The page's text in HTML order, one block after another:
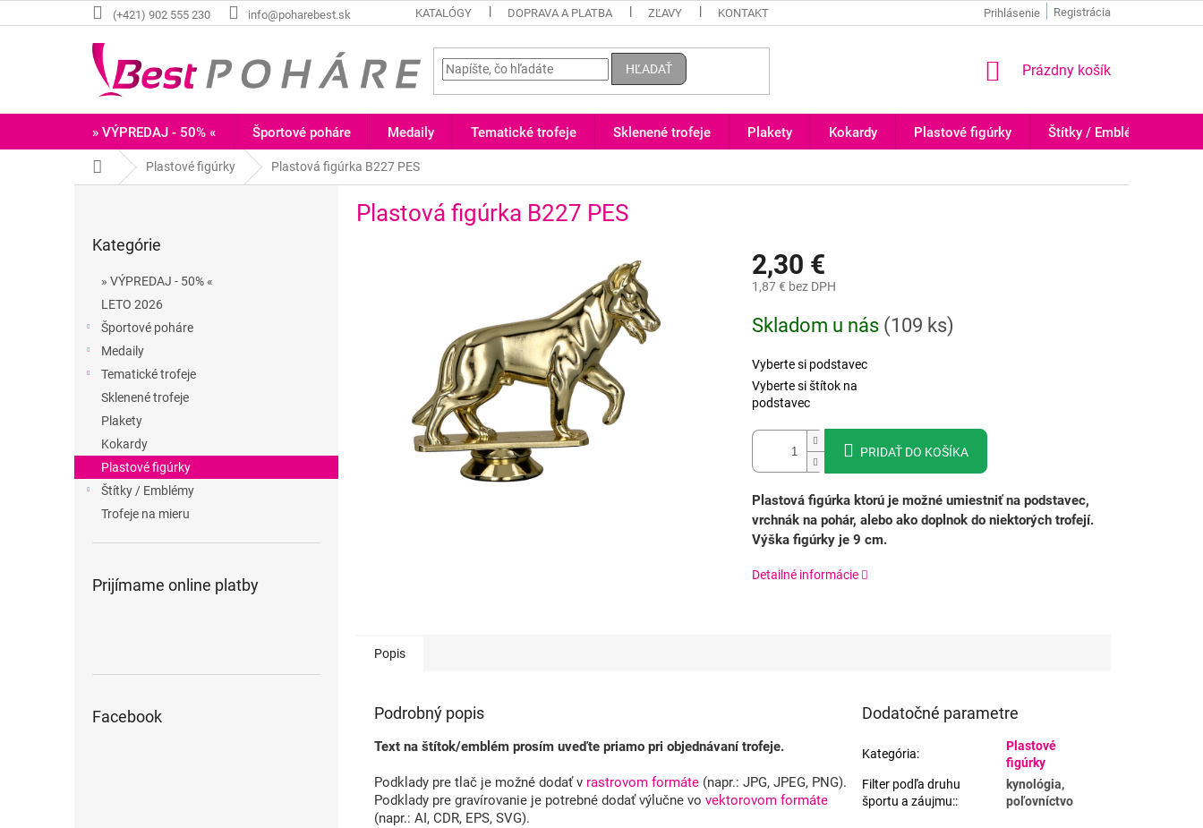
na
(+421) 902 555 230 info@poharebest.sk KATALÓGY DOPRAVA A PLATBA ZĽAVY KONTAKT Registrácia
Prihlásenie
HĽADAŤ
NÁKUPNÝ
Prázdny košík
» VÝPREDAJ - 50% « Športové poháre Medaily Tematické trofeje Sklenené trofeje Plakety Kokardy Plastové figúrky Štítky / Emblémy
DomovPlastové figúrky Plastová figúrka B227 PES
kategórie
Kategórie
» VÝPREDAJ - 50% «
LETO 2026
Športové poháre
Medaily
Tematické trofeje
Sklenené trofeje
Plakety
Kokardy
Plastové figúrky
Štítky / Emblémy
Trofeje na mieru
Prijímame online platby
Facebook
Plastová figúrka B227 PES
2,30 €
1,87 € bez DPH
cena:
Skladom u nás (109 ks)
Vyberte si podstavec
Vyberte si štítok na
podstavec
PRIDAŤ DO KOŠÍKA
Plastová figúrka ktorú je možné umiestniť na podstavec,
vrchnák na pohár, alebo ako doplnok do niektorých trofejí.
Výška figúrky je 9 cm.
Detailné informácie
Popis
Podrobný popis
Text na štítok/emblém prosím uveďte priamo pri objednávaní trofeje.
Podklady pre tlač je možné dodať v rastrovom formáte (napr.: JPG, JPEG, PNG).
Podklady pre gravírovanie je potrebné dodať výlučne vo vektorovom formáte
(napr.: AI, CDR, EPS, SVG).
Dodatočné parametre
Kategória:
Plastové
figúrky
Filter podľa druhu
športu a záujmu::
kynológia,
poľovníctvo